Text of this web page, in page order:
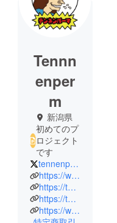
Tennn
enper
m
新潟県
初めてのプ
ロジェクト
です
tennenpermdaddy
https://www.youtube.com/@tennenperm/
https://tennenperm.fun/
https://twitter.com/tennenpermdaddy
https://www.instagram.com/tennenperm_daddy/